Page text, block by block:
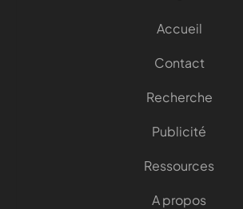
Accueil
Contact
Recherche
Publicité
Ressources
A propos